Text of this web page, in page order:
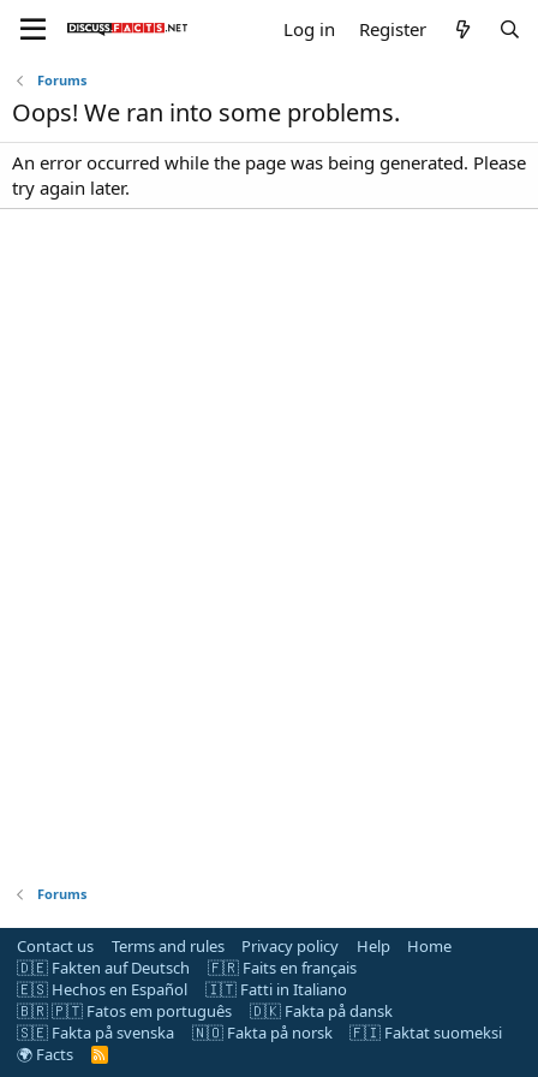
Log in Register
Forums
Oops! We ran into some problems.
An error occurred while the page was being generated. Please
try again later.
Forums
Contact us Terms and rules Privacy policy Help
Home
🇩🇪 Fakten auf Deutsch
🇫🇷 Faits en français
🇪🇸 Hechos en Español
🇮🇹 Fatti in Italiano
🇧🇷 🇵🇹 Fatos em português
🇩🇰 Fakta på dansk
🇸🇪 Fakta på svenska
🇳🇴 Fakta på norsk
🇫🇮 Faktat suomeksi
🌍 Facts
R